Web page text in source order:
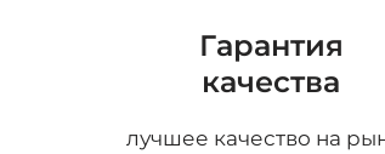
Гарантия
качества
лучшее качество на